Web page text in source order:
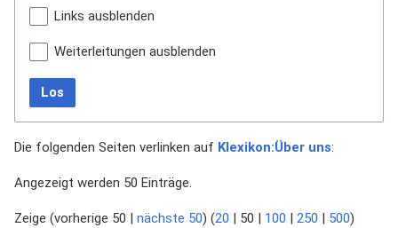
Links ausblenden
Weiterleitungen ausblenden
Los
Die folgenden Seiten verlinken auf Klexikon:Über uns:
Angezeigt werden 50 Einträge.
Zeige (vorherige 50 nächste 50) (20 50 100 250 500)